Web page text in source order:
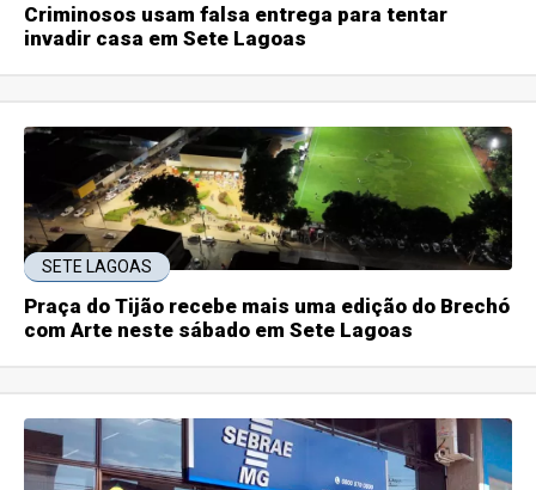
Criminosos usam falsa entrega para tentar
invadir casa em Sete Lagoas
SETE LAGOAS
Praça do Tijão recebe mais uma edição do Brechó
com Arte neste sábado em Sete Lagoas